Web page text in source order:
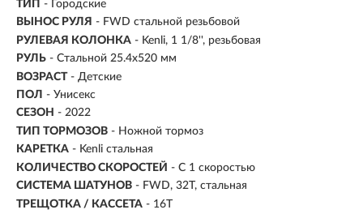
ТИП - Городские
ВЫНОС РУЛЯ - FWD стальной резьбовой
РУЛЕВАЯ КОЛОНКА - Kenli, 1 1/8'', резьбовая
РУЛЬ - Стальной 25.4х520 мм
ВОЗРАСТ - Детские
ПОЛ - Унисекс
СЕЗОН - 2022
ТИП ТОРМОЗОВ - Ножной тормоз
КАРЕТКА - Kenli стальная
КОЛИЧЕСТВО СКОРОСТЕЙ - С 1 скоростью
СИСТЕМА ШАТУНОВ - FWD, 32T, cтальная
ТРЕЩОТКА / КАССЕТА - 16T